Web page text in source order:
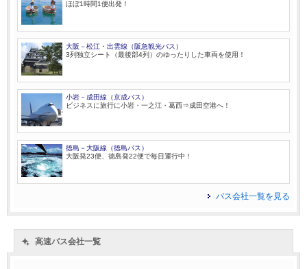
ほぼ1時間1便出発！
大阪－松江・出雲線（阪急観光バス）
3列独立シート（最後部4列）のゆったりした車両を使用！
小岩－成田線（京成バス）
ビジネスに旅行に小岩・一之江・葛西⇒成田空港へ！
徳島－大阪線（徳島バス）
大阪発23便、徳島発22便で毎日運行中！
バス会社一覧を見る
高速バス会社一覧